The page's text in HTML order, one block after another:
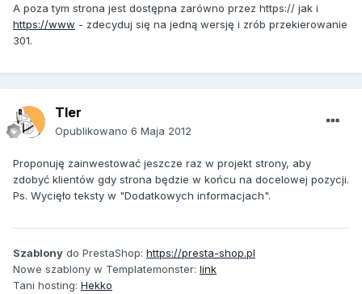
A poza tym strona jest dostępna zarówno przez https:// jak i
https://www - zdecyduj się na jedną wersję i zrób przekierowanie
301.
Tler
Opublikowano 6 Maja 2012
Proponuję zainwestować jeszcze raz w projekt strony, aby
zdobyć klientów gdy strona będzie w końcu na docelowej pozycji.
Ps. Wycięło teksty w "Dodatkowych informacjach".
Szablony do PrestaShop: https://presta-shop.pl
Nowe szablony w Templatemonster: link
Tani hosting: Hekko